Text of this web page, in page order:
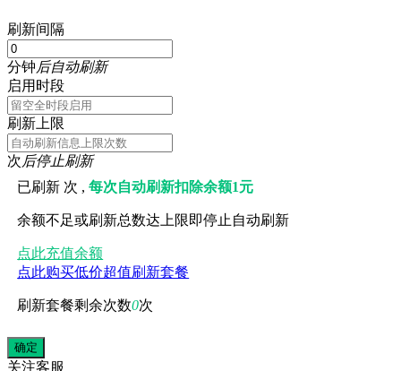
刷新间隔
分钟后自动刷新
启用时段
刷新上限
次后停止刷新
已刷新 次 ,每次自动刷新扣除余额1元
余额不足或刷新总数达上限即停止自动刷新
点此充值余额
点此购买低价超值刷新套餐
刷新套餐剩余次数0次
关注客服